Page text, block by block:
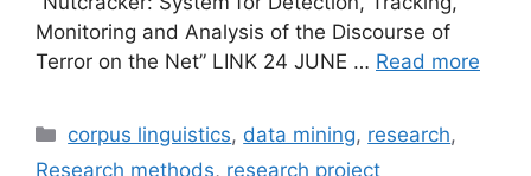
Monitoring and Analysis of the Discourse of
Terror on the Net” LINK 24 JUNE … Read more
Categories
corpus linguistics, data mining, research,
Research methods, research project